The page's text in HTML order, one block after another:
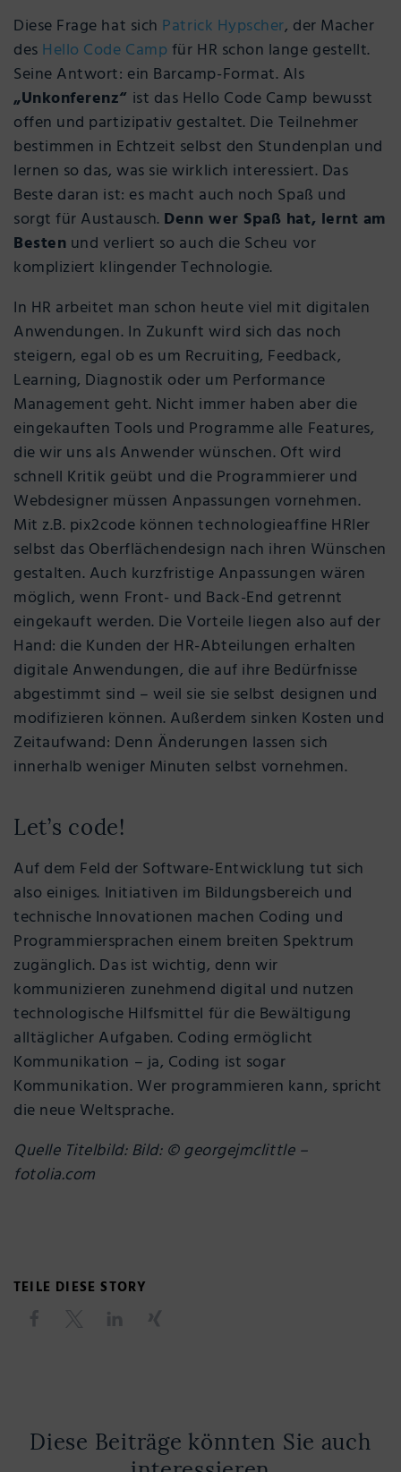
Diese Frage hat sich Patrick Hypscher, der Macher
des Hello Code Campfür HR schon lange gestellt.
Seine Antwort: ein Barcamp-Format. Als
„Unkonferenz“ ist das Hello Code Camp bewusst
offen und partizipativ gestaltet. Die Teilnehmer
bestimmen in Echtzeit selbst den Stundenplan und
lernen so das, was sie wirklich interessiert. Das
Beste daran ist: es macht auch noch Spaß und
sorgt für Austausch. Denn wer Spaß hat, lernt am
Besten und verliert so auch die Scheu vor
kompliziert klingender Technologie.
In HR arbeitet man schon heute viel mit digitalen
Anwendungen. In Zukunft wird sich das noch
steigern, egal ob es um Recruiting, Feedback,
Learning, Diagnostik oder um Performance
Management geht. Nicht immer haben aber die
eingekauften Tools und Programme alle Features,
die wir uns als Anwender wünschen. Oft wird
schnell Kritik geübt und die Programmierer und
Webdesigner müssen Anpassungen vornehmen.
Mit z.B. pix2code können technologieaffine HRler
selbst das Oberflächendesign nach ihren Wünschen
gestalten. Auch kurzfristige Anpassungen wären
möglich, wenn Front- und Back-End getrennt
eingekauft werden. Die Vorteile liegen also auf der
Hand: die Kunden der HR-Abteilungen erhalten
digitale Anwendungen, die auf ihre Bedürfnisse
abgestimmt sind – weil sie sie selbst designen und
modifizieren können. Außerdem sinken Kosten und
Zeitaufwand: Denn Änderungen lassen sich
innerhalb weniger Minuten selbst vornehmen.
Let’s code!
Auf dem Feld der Software-Entwicklung tut sich
also einiges. Initiativen im Bildungsbereich und
technische Innovationen machen Coding und
Programmiersprachen einem breiten Spektrum
zugänglich. Das ist wichtig, denn wir
kommunizieren zunehmend digital und nutzen
technologische Hilfsmittel für die Bewältigung
alltäglicher Aufgaben. Coding ermöglicht
Kommunikation – ja, Coding ist sogar
Kommunikation. Wer programmieren kann, spricht
die neue Weltsprache.
Quelle Titelbild: Bild: © georgejmclittle –
fotolia.com
TEILE DIESE STORY
Diese Beiträge könnten Sie auch